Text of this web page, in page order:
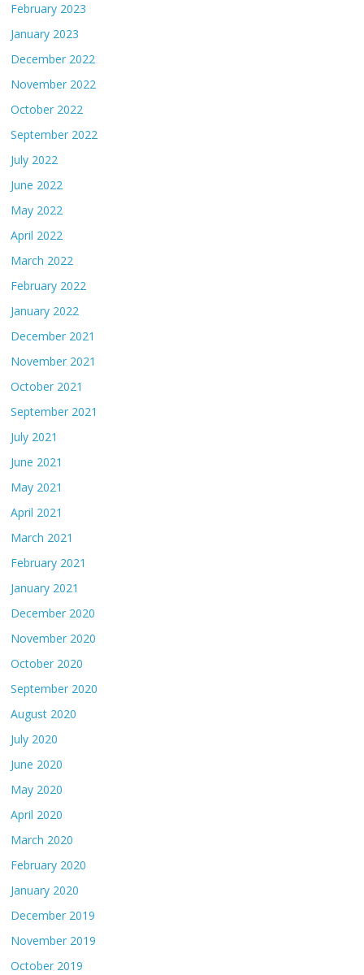
February 2023
January 2023
December 2022
November 2022
October 2022
September 2022
July 2022
June 2022
May 2022
April 2022
March 2022
February 2022
January 2022
December 2021
November 2021
October 2021
September 2021
July 2021
June 2021
May 2021
April 2021
March 2021
February 2021
January 2021
December 2020
November 2020
October 2020
September 2020
August 2020
July 2020
June 2020
May 2020
April 2020
March 2020
February 2020
January 2020
December 2019
November 2019
October 2019